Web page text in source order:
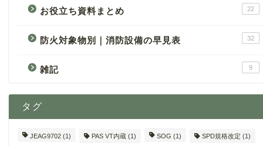
お役立ち資料まとめ 22
防火対象物別｜消防設備の早見表 32
雑記 9
タグ
JEAG9702 (1) PAS VT内蔵 (1) SOG (1) SPD規格改定 (1)